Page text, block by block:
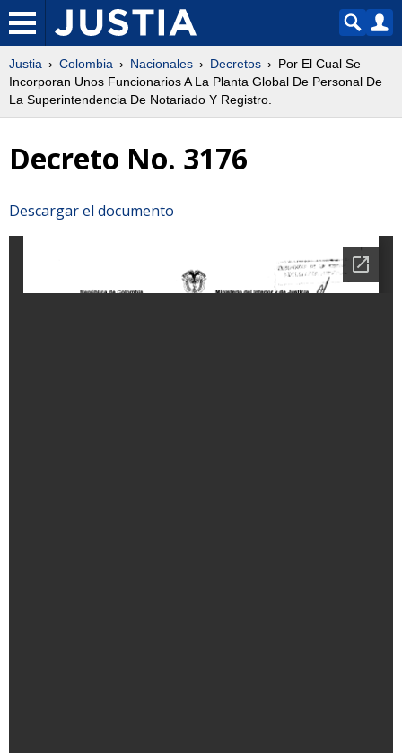
Justia Colombia Nacionales Decretos
Por El Cual Se
Incorporan Unos Funcionarios A La Planta Global De Personal De
La Superintendencia De Notariado Y Registro.
Decreto No. 3176
Descargar el documento